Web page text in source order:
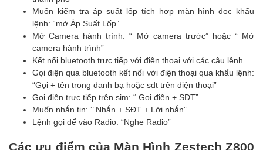
Muốn kiểm tra áp suất lốp tích hợp màn hình đọc khẩu
lệnh: “mở Áp Suất Lốp”
Mở Camera hành trình: “ Mở camera trước” hoặc “ Mở
camera hành trình”
Kết nối bluetooth trực tiếp với điện thoại với các câu lệnh
Gọi điện qua bluetooth kết nối với điện thoại qua khẩu lệnh:
“Gọi + tên trong danh bạ hoặc sđt trên điện thoại”
Gọi điện trực tiếp trên sim: “ Gọi điện + SĐT”
Muốn nhắn tin: ‘’ Nhắn + SĐT + Lời nhắn”
Lệnh gọi để vào Radio: “Nghe Radio”
Các ưu điểm của Màn Hình Zestech Z800